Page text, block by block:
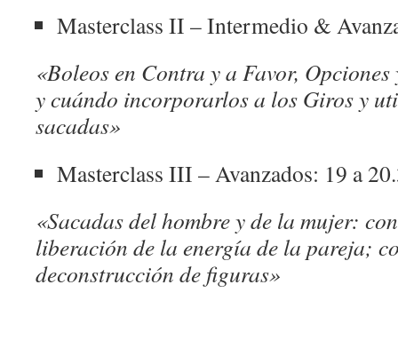
Masterclass II – Intermedio &
«Boleos en Contra y a Favor,
y cuándo incorporarlos a los Giros y
sacadas»
Masterclass III – Avanzados: 19 a
«Sacadas del hombre y de la mujer:
liberación de la energía de la pareja;
deconstrucción de figuras»